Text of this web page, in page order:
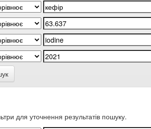
для уточнення результатів пошуку.